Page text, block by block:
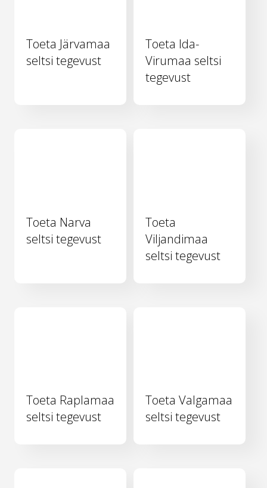
Toeta Järvamaa
seltsi tegevust
Toeta Ida-
Virumaa seltsi
tegevust
Toeta Narva
seltsi tegevust
Toeta
Viljandimaa
seltsi tegevust
Toeta Raplamaa
seltsi tegevust
Toeta Valgamaa
seltsi tegevust